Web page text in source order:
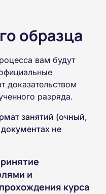
образца
вам будут
доказательством
разряда.
занятий (очный,
не
и
курса